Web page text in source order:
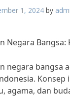
1, 2024 by
Negara
negara bangsa
agama, dan